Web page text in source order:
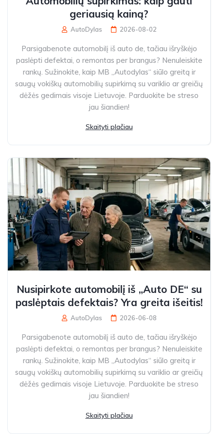
geriausią kainą?
AutoDylas 2026-08-02
Parsigabenote automobilį iš auto de, tačiau išryškėjo
paslėpti defektai, o remontas per brangus? Nenuleiskite
rankų. Sužinokite, kaip MB „Autodylas“ siūlo greitą ir
saugų vokiškų automobilių supirkimą su variklio ar greičių
dėžės gedimais visoje Lietuvoje. Parduokite be streso
jau šiandien!
Skaityti plačiau
Nusipirkote automobilį iš „Auto DE“ su
paslėptais defektais? Yra greita išeitis!
AutoDylas 2026-06-08
Parsigabenote automobilį iš auto de, tačiau išryškėjo
paslėpti defektai, o remontas per brangus? Nenuleiskite
rankų. Sužinokite, kaip MB „Autodylas“ siūlo greitą ir
saugų vokiškų automobilių supirkimą su variklio ar greičių
dėžės gedimais visoje Lietuvoje. Parduokite be streso
jau šiandien!
Skaityti plačiau